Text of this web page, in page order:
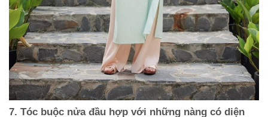
7. Tóc buộc nửa đầu hợp với những nàng có diện